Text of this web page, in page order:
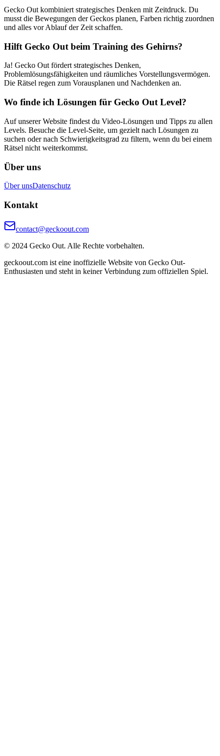
Gecko Out kombiniert strategisches Denken mit Zeitdruck. Du
musst die Bewegungen der Geckos planen, Farben richtig zuordnen
und alles vor Ablauf der Zeit schaffen.
Hilft Gecko Out beim Training des Gehirns?
Ja! Gecko Out fördert strategisches Denken,
Problemlösungsfähigkeiten und räumliches Vorstellungsvermögen.
Die Rätsel regen zum Vorausplanen und Nachdenken an.
Wo finde ich Lösungen für Gecko Out Level?
Auf unserer Website findest du Video-Lösungen und Tipps zu allen
Levels. Besuche die Level-Seite, um gezielt nach Lösungen zu
suchen oder nach Schwierigkeitsgrad zu filtern, wenn du bei einem
Rätsel nicht weiterkommst.
Über uns
Über unsDatenschutz
Kontakt
contact@geckoout.com
© 2024 Gecko Out. Alle Rechte vorbehalten.
geckoout.com ist eine inoffizielle Website von Gecko Out-
Enthusiasten und steht in keiner Verbindung zum offiziellen Spiel.